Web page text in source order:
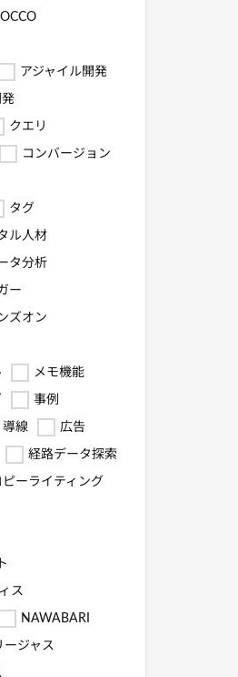
アジャイル開発
発
クエリ
コンバージョン
タグ
ル人材
タ分析
ー
ズオン
メモ機能
事例
導線 広告
経路データ探索
ピーライティング
ス
NAWABARI
ージャス